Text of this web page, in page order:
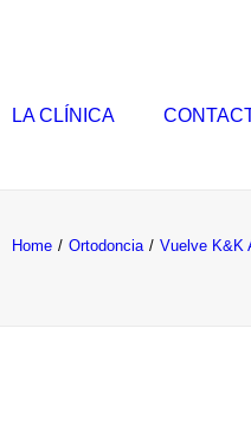
LA CLÍNICA
Home Ortodoncia Vuelve K&K